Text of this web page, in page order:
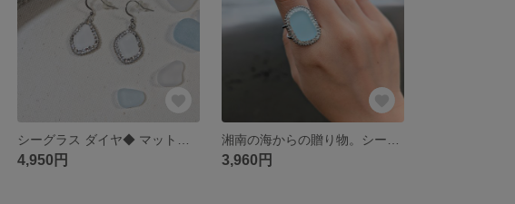
4,950円 3,960円